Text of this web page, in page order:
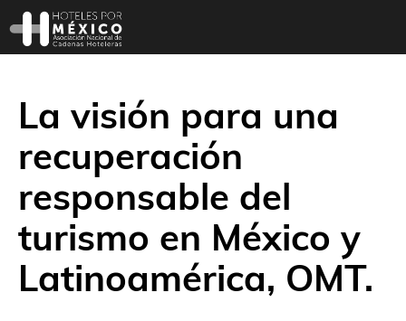
La visión para una
recuperación
responsable del
turismo en México y
Latinoamérica, OMT.